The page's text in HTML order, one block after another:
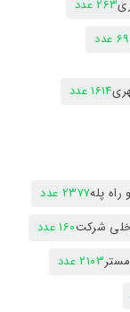
263 عدد
عدد
1614 عدد
راه پله2377 عدد
شرکت160 عدد
2103 عدد